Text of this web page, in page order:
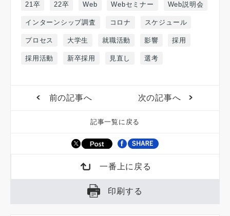
21卒 22卒 Web Webセミナー Web説明会
インターンシップ調査 コロナ スケジュール
プロセス 大学生 就職活動 影響 採用
採用活動 新卒採用 見直し 選考
前の記事へ 次の記事へ
記事一覧に戻る
一番上に戻る
印刷する